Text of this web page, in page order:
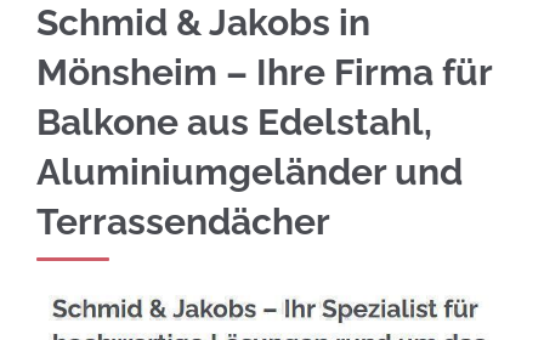
Schmid & Jakobs in
Mönsheim – Ihre Firma für
Balkone aus Edelstahl,
Aluminiumgeländer und
Terrassendächer